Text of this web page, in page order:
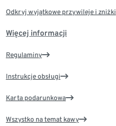
Odkryj wyjątkowe przywileje i zniżki
Więcej informacji
Regulaminy
Instrukcje obsługi
Karta podarunkowa
Wszystko na temat kawy